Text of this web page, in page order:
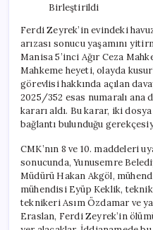
Ferdi Zeyrek’in evindeki
arızası sonucu yaşamını
Manisa 5’inci Ağır Ceza
Mahkeme heyeti, olayda
görevlisi hakkında açılan
2025/352 esas numaralı ana
kararı aldı. Bu karar, iki
bağlantı bulunduğu
CMK’nın 8 ve 10. maddeleri
sonucunda, Yunusemre
Müdürü Hakan Akgöl,
mühendisi Eyüp Keklik,
teknikeri Asım Özdamar ve
Eraslan, Ferdi Zeyrek’in